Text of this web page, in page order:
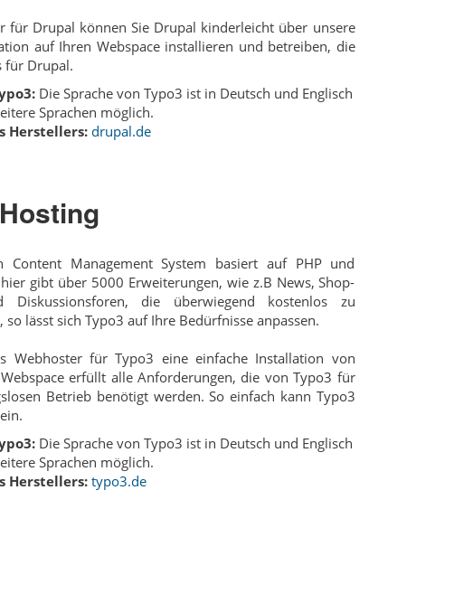
für Drupal können Sie Drupal kinderleicht über unsere
auf Ihren Webspace installieren und betreiben, die
für Drupal.
Die Sprache von Typo3 ist in Deutsch und Englisch
Sprachen möglich.
Herstellers: drupal.de
Content Management System basiert auf PHP und
gibt über 5000 Erweiterungen, wie z.B News, Shop-
Diskussionsforen, die überwiegend kostenlos zu
so lässt sich Typo3 auf Ihre Bedürfnisse anpassen.
Webhoster für Typo3 eine einfache Installation von
erfüllt alle Anforderungen, die von Typo3 für
Betrieb benötigt werden. So einfach kann Typo3
Die Sprache von Typo3 ist in Deutsch und Englisch
Sprachen möglich.
Herstellers: typo3.de